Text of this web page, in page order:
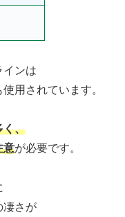
インは
用されています。
く、
意が必要です。
凄さが